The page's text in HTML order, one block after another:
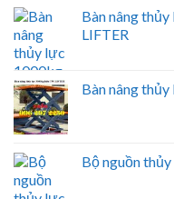
Bàn nâng
LIFTER
Bàn nâng
Bộ nguồn